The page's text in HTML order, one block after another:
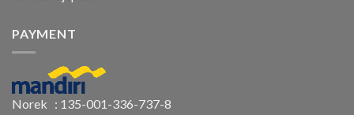
PAYMENT
Norek : 135-001-336-737-8